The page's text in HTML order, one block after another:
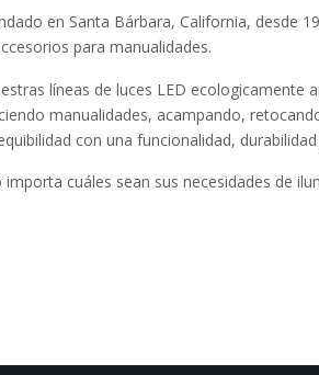
en Santa Bárbara, California, desde
para manualidades.
líneas de luces LED ecologicamente
manualidades, acampando,
con una funcionalidad,
importa cuáles sean sus necesidades de